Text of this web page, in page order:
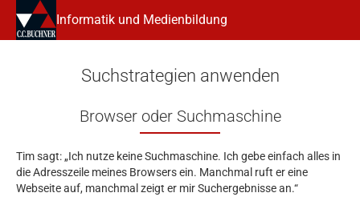
Informatik und Medienbildung
Suchstrategien anwenden
Browser oder Suchmaschine
Tim sagt: „Ich nutze keine Suchmaschine. Ich gebe einfach alles in
die Adresszeile meines Browsers ein. Manchmal ruft er eine
Webseite auf, manchmal zeigt er mir Suchergebnisse an.“